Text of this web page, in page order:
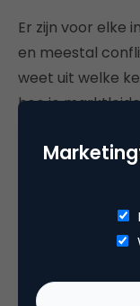
Er zijn voor elke
en meestal
weet uit welke
hoe je
ambities van je
de oorzaak-
Richt